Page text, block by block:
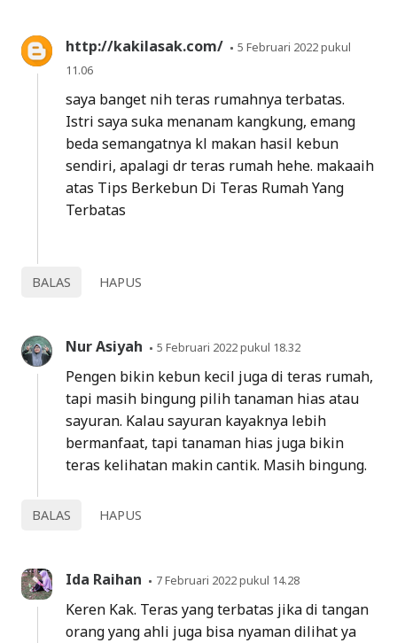
http://kakilasak.com/
5 Februari 2022 pukul
11.06
saya banget nih teras rumahnya terbatas.
Istri saya suka menanam kangkung, emang
beda semangatnya kl makan hasil kebun
sendiri, apalagi dr teras rumah hehe. makaaih
atas Tips Berkebun Di Teras Rumah Yang
Terbatas
BALAS HAPUS
Nur Asiyah 5 Februari 2022 pukul 18.32
Pengen bikin kebun kecil juga di teras rumah,
tapi masih bingung pilih tanaman hias atau
sayuran. Kalau sayuran kayaknya lebih
bermanfaat, tapi tanaman hias juga bikin
teras kelihatan makin cantik. Masih bingung.
BALAS HAPUS
Ida Raihan 7 Februari 2022 pukul 14.28
Keren Kak. Teras yang terbatas jika di tangan
orang yang ahli juga bisa nyaman dilihat ya